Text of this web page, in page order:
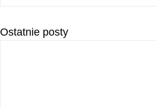
Ostatnie posty